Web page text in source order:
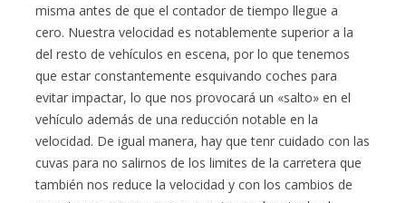
misma antes de que el contador de tiempo llegue a
cero. Nuestra velocidad es notablemente superior a la
del resto de vehículos en escena, por lo que tenemos
que estar constantemente esquivando coches para
evitar impactar, lo que nos provocará un «salto» en el
vehículo además de una reducción notable en la
velocidad. De igual manera, hay que tenr cuidado con las
cuvas para no salirnos de los limites de la carretera que
también nos reduce la velocidad y con los cambios de